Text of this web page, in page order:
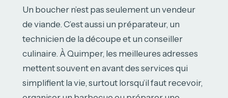
Un boucher n’est pas seulement un vendeur
de viande. C’est aussi un préparateur, un
technicien de la découpe et un conseiller
culinaire. À Quimper, les meilleures adresses
mettent souvent en avant des services qui
simplifient la vie, surtout lorsqu’il faut recevoir,